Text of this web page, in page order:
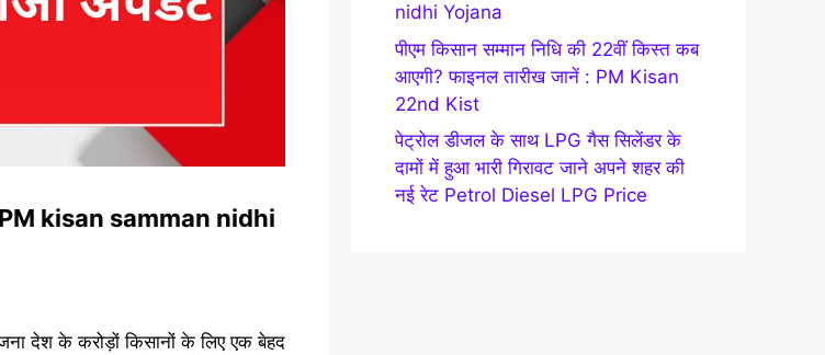
PM kisan samman nidhi
देश के करोड़ों किसानों के लिए एक बेहद
nidhi Yojana
पीएम किसान सम्मान निधि की 22वीं किस्त कब
आएगी? फाइनल तारीख जानें : PM Kisan
22nd Kist
पेट्रोल डीजल के साथ LPG गैस सिलेंडर के
दामों में हुआ भारी गिरावट जाने अपने शहर की
नई रेट Petrol Diesel LPG Price